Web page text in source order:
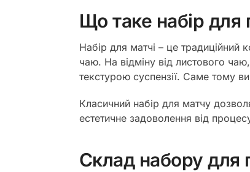
Що таке набір
Набір для матчі – це традиційний
чаю. На відміну від листового
текстурою суспензії. Саме тому
Класичний набір для матчу
естетичне задоволення від
Склад набору для